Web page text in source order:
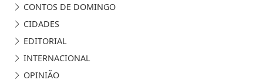
CONTOS DE DOMINGO
CIDADES
EDITORIAL
INTERNACIONAL
OPINIÃO